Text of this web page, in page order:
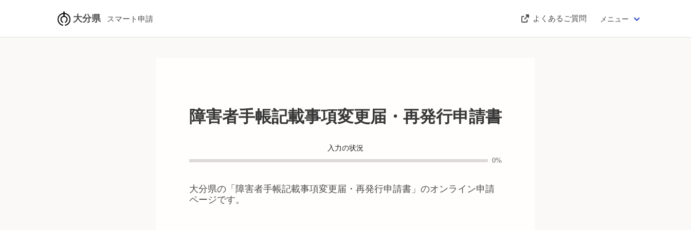
大分県 スマート申請 よくあるご質問 メニュー
障害者手帳記載事項変更届・再発行申請書
入力の状況
0%
大分県の「 障害者手帳記載事項変更届・再発行申請書 」のオンライン申請
ページです。